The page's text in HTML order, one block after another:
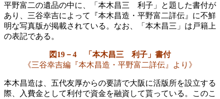
平野富二の遺品の中に、「本木昌三 利子」と題した書付が
あり、三谷幸吉によって『本木昌造・平野富二詳伝』に不鮮
明な写真版が掲載されている。なお、「本木昌三」は戸籍上
の表記である。
図19－4 「本木昌三 利子」書付
《三谷幸吉編『本木昌造・平野富二詳伝』より》
本木昌造は、五代友厚からの要請で大阪に活版所を設立する
際、入費金として利付で資金を融資して貰っている。このこ